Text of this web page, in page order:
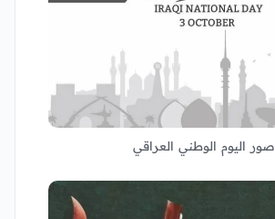
صور اليوم الوطني العراقي